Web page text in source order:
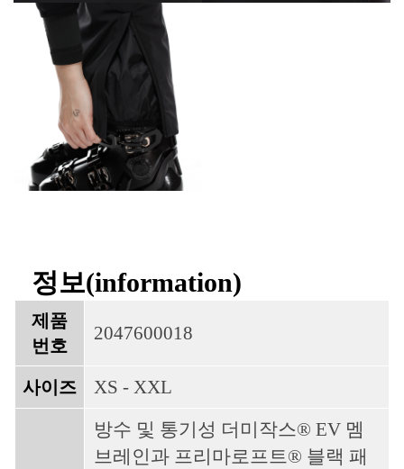
정보(information)
제품
번호
2047600018
사이즈 XS - XXL
방수 및 통기성 더미작스® EV 멤
브레인과 프리마로프트® 블랙 패